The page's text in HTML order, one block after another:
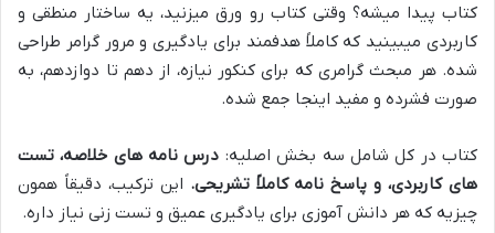
کتاب پیدا میشه؟ وقتی کتاب رو ورق میزنید، یه ساختار منطقی و
کاربردی میبینید که کاملاً هدفمند برای یادگیری و مرور گرامر طراحی
شده. هر مبحث گرامری که برای کنکور نیازه، از دهم تا دوازدهم، به
صورت فشرده و مفید اینجا جمع شده.
کتاب در کل شامل سه بخش اصلیه: درس نامه های خلاصه، تست
های کاربردی، و پاسخ نامه کاملاً تشریحی. این ترکیب، دقیقاً همون
چیزیه که هر دانش آموزی برای یادگیری عمیق و تست زنی نیاز داره.